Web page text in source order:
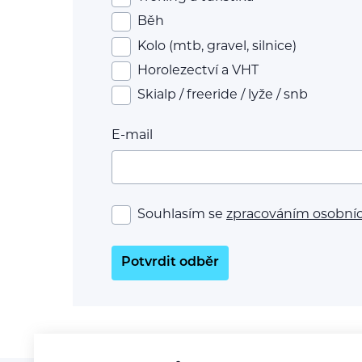
Běh
Kolo (mtb, gravel, silnice)
Horolezectví a VHT
Skialp / freeride / lyže / snb
E-mail
Souhlasím se zpracováním
Potvrdit odběr